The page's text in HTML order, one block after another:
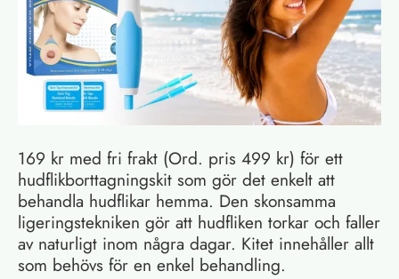
169 kr med fri frakt (Ord. pris 499 kr) för ett
hudflikborttagningskit som gör det enkelt att
behandla hudflikar hemma. Den skonsamma
ligeringstekniken gör att hudfliken torkar och faller
av naturligt inom några dagar. Kitet innehåller allt
som behövs för en enkel behandling.